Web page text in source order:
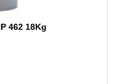
462 18Kg